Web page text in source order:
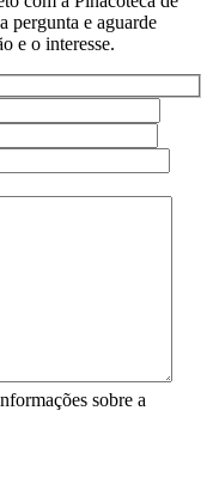
pergunta e aguarde
e o interesse.
sobre a